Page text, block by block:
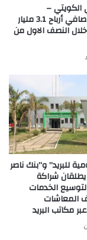
الكويتي –
مصر يحقق صافي أرباح 3.1 مليار
النصف الاول من
للبريد” و”بنك ناصر
شراكة
لتوسيع الخدمات
المعاشات
مكاتب البريد